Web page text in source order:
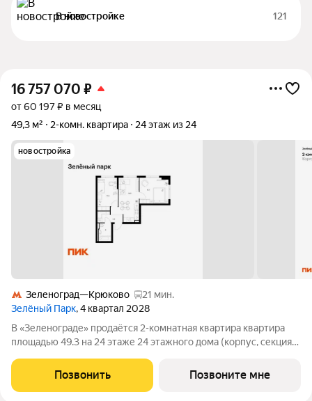
В новостройке 121
16 757 070 ₽
от 60 197 ₽ в месяц
49,3 м²
2-комн. квартира 24 этаж из 24
новостройка
Зеленоград—Крюково
21 мин.
Зелёный Парк, 4 квартал 2028
В «Зеленограде» продаётся 2-комнатная квартира квартира
площадью 49.3 на 24 этаже 24 этажного дома (корпус, секция)
минут пешком до МЦД-3 «Зеленоград-Крюково». 3 минуты на
автомобиле до
Позвонить Позвоните мне